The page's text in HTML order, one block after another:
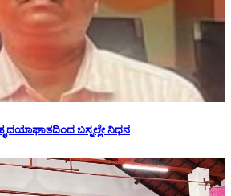
ಬಸ್ನಲ್ಲೇ ನಿಧನ